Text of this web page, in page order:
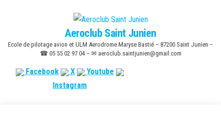
content
Aeroclub Saint Junien
Ecole de pilotage avion et ULM Aerodrome Maryse Bastié – 87200 Saint Junien –
☎ 05 55 02 97 04 – ✉ aeroclub.saintjunien@gmail.com
Facebook X
Youtube
Instagram